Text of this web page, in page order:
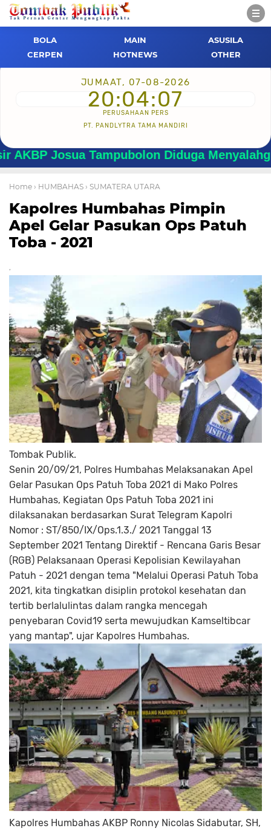
BOLA MAIN
ASUSILA
CERPEN
HOTNEWS OTHER
JUMAAT, 07-08-2026
20:04:08
PERUSAHAAN PERS
PT. PANDLYTRA TAMA MANDIRI
Tampubolon Diduga
Home › HUMBAHAS › SUMATERA UTARA
Kapolres Humbahas Pimpin
Apel Gelar Pasukan Ops Patuh
Toba - 2021
Tombak Publik.
Senin 20/09/21, Polres Humbahas Melaksanakan Apel
Gelar Pasukan Ops Patuh Toba 2021 di Mako Polres
Humbahas, Kegiatan Ops Patuh Toba 2021 ini
dilaksanakan berdasarkan Surat Telegram Kapolri
Nomor : ST/850/IX/Ops.1.3./ 2021 Tanggal 13
September 2021 Tentang Direktif - Rencana Garis Besar
(RGB) Pelaksanaan Operasi Kepolisian Kewilayahan
Patuh - 2021 dengan tema "Melalui Operasi Patuh Toba
2021, kita tingkatkan disiplin protokol kesehatan dan
tertib berlalulintas dalam rangka mencegah
penyebaran Covid19 serta mewujudkan Kamseltibcar
yang mantap", ujar Kapolres Humbahas.
Kapolres Humbahas AKBP Ronny Nicolas Sidabutar, SH,